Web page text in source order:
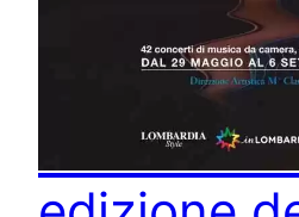
Classica e
dal 29
settembre